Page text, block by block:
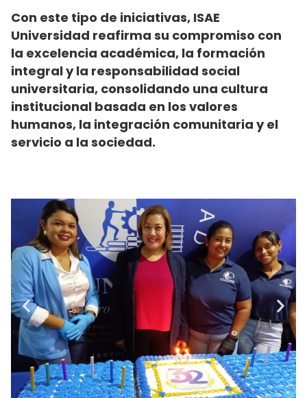
Con este tipo de iniciativas, ISAE
Universidad reafirma su compromiso con
la excelencia académica, la formación
integral y la responsabilidad social
universitaria, consolidando una cultura
institucional basada en los valores
humanos, la integración comunitaria y el
servicio a la sociedad.